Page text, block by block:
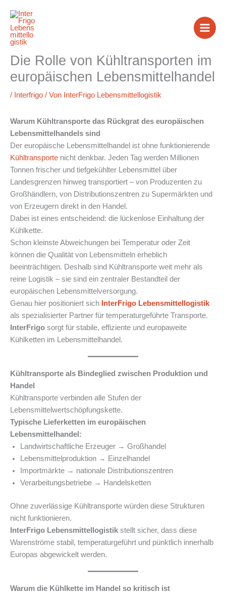
Inhalt
springen
Die Rolle von Kühltransporten im
europäischen Lebensmittelhandel
/ Interfrigo / Von InterFrigo Lebensmittellogistik
Warum Kühltransporte das Rückgrat des europäischen
Lebensmittelhandels sind
Der europäische Lebensmittelhandel ist ohne funktionierende
Kühltransporte nicht denkbar. Jeden Tag werden Millionen
Tonnen frischer und tiefgekühlter Lebensmittel über
Landesgrenzen hinweg transportiert – von Produzenten zu
Großhändlern, von Distributionszentren zu Supermärkten und
von Erzeugern direkt in den Handel.
Dabei ist eines entscheidend: die lückenlose Einhaltung der
Kühlkette.
Schon kleinste Abweichungen bei Temperatur oder Zeit
können die Qualität von Lebensmitteln erheblich
beeinträchtigen. Deshalb sind Kühltransporte weit mehr als
reine Logistik – sie sind ein zentraler Bestandteil der
europäischen Lebensmittelversorgung.
Genau hier positioniert sich InterFrigo Lebensmittellogistik
als spezialisierter Partner für temperaturgeführte Transporte.
InterFrigo sorgt für stabile, effiziente und europaweite
Kühlketten im Lebensmittelhandel.
Kühltransporte als Bindeglied zwischen Produktion und
Handel
Kühltransporte verbinden alle Stufen der
Lebensmittelwertschöpfungskette.
Typische Lieferketten im europäischen
Lebensmittelhandel:
Landwirtschaftliche Erzeuger → Großhandel
Lebensmittelproduktion → Einzelhandel
Importmärkte → nationale Distributionszentren
Verarbeitungsbetriebe → Handelsketten
Ohne zuverlässige Kühltransporte würden diese Strukturen
nicht funktionieren.
InterFrigo Lebensmittellogistik stellt sicher, dass diese
Warenströme stabil, temperaturgeführt und pünktlich innerhalb
Europas abgewickelt werden.
Warum die Kühlkette im Handel so kritisch ist